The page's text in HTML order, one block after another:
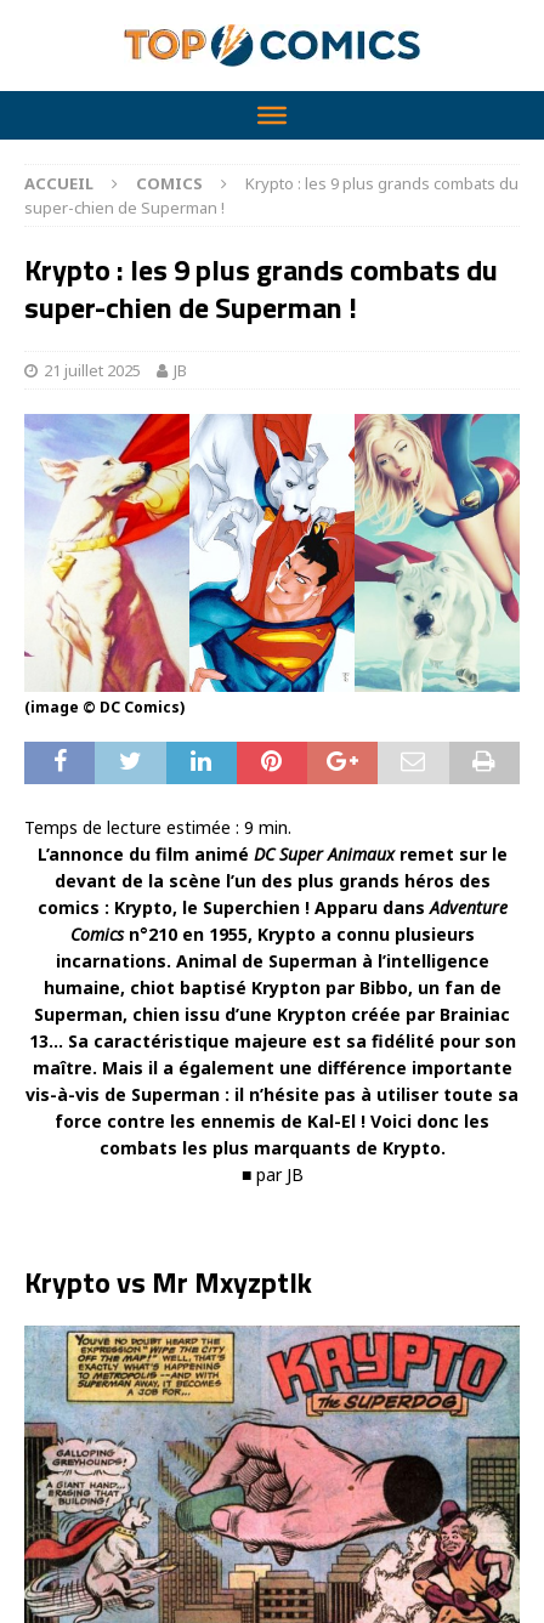
ACCUEIL COMICS
Krypto : les 9 plus grands combats du
super-chien de Superman !
Krypto : les 9 plus grands combats du
super-chien de Superman !
21 juillet 2025 JB
(image © DC Comics)
Temps de lecture estimée : 9 min.
L’annonce du film animé DC Super Animauxremet sur le
devant de la scène l’un des plus grands héros des
comics : Krypto, le Superchien ! Apparu dansAdventure
Comicsn°210 en 1955, Krypto a connu plusieurs
incarnations. Animal de Superman à l’intelligence
humaine, chiot baptisé Krypton par Bibbo, un fan de
Superman, chien issu d’une Krypton créée par Brainiac
13… Sa caractéristique majeure est sa fidélité pour son
maître. Mais il a également une différence importante
vis-à-vis de Superman : il n’hésite pas à utiliser toute sa
force contre les ennemis de Kal-El ! Voici donc les
combats les plus marquants de Krypto.
■ par JB
Krypto vs Mr Mxyzptlk